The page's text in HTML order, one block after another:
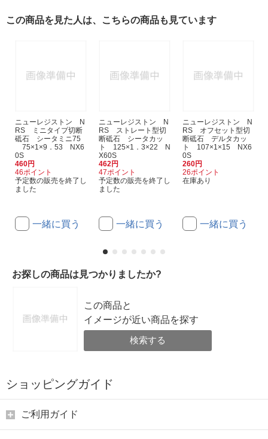
この商品を見た人は、こちらの商品も見ています
ニューレジストン N
RS ミニタイプ切断
砥石 シータミニ75
75×1×9．53 NX6
0S
460円
46ポイント
予定数の販売を終了し
ました
一緒に買う
ニューレジストン N
RS ストレート型切
断砥石 シータカッ
ト 125×1．3×22 N
X60S
462円
47ポイント
予定数の販売を終了し
ました
一緒に買う
ニューレジストン N
RS オフセット型切
断砥石 デルタカッ
ト 107×1×15 NX6
0S
260円
26ポイント
在庫あり
一緒に買う
お探しの商品は見つかりましたか?
この商品と
イメージが近い商品を探す
検索する
ショッピングガイド
ご利用ガイド